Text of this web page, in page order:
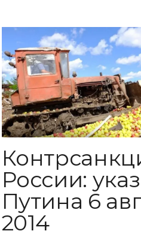
России: указ
Путина 6
2014